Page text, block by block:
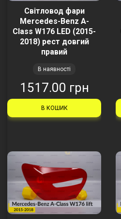
Світловод фари
Mercedes-Benz A-
Class W176 LED (2015-
2018) рест довгий
правий
В наявності
1517.00 грн
В КОШИК